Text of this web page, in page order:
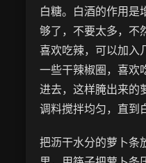
白糖。白酒的作用是
够了，不要太多，不
喜欢吃辣，可以加入
一些干辣椒圈，喜欢
进去，这样腌出来的
调料搅拌均匀，直到
把沥干水分的萝卜条